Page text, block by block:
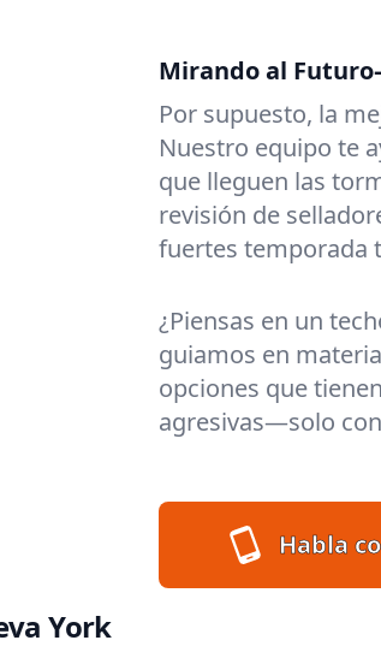
Mirando al
Por supuesto, la
Nuestro equipo te
que lleguen las
revisión de
fuertes temporada
¿Piensas en un
guiamos en
opciones que
agresivas—solo
Habla
York